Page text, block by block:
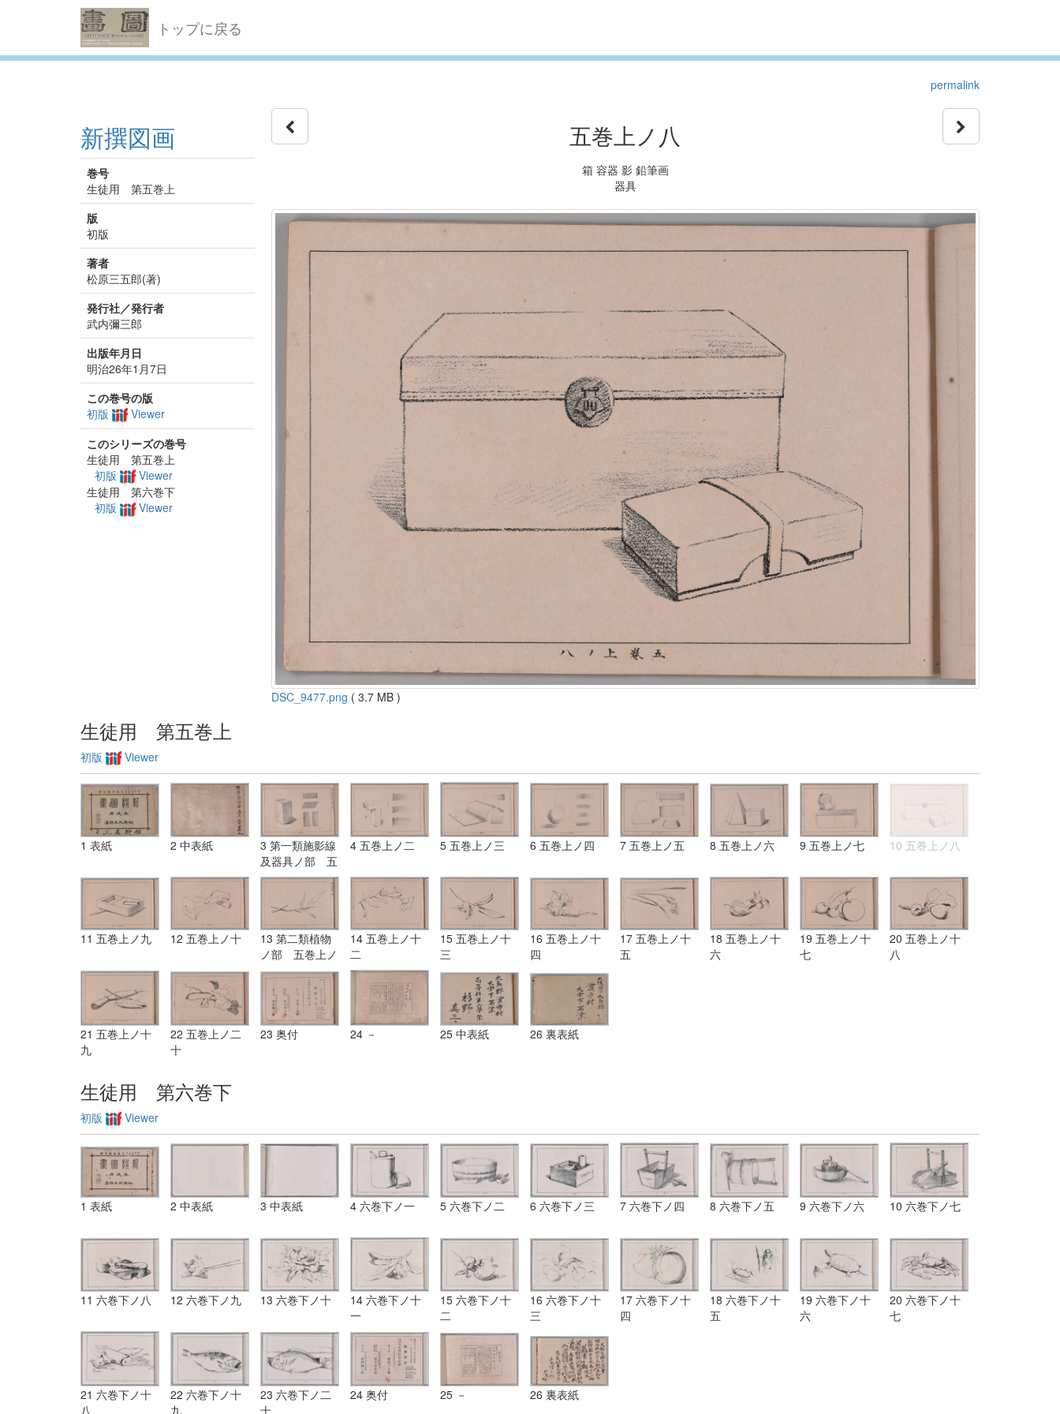
トップに戻る
permalink
新撰図画
巻号
生徒用 第五巻上
版
初版
著者
松原三五郎(著)
発行社／発行者
武内彌三郎
出版年月日
明治26年1月7日
この巻号の版
初版
Viewer
このシリーズの巻号
生徒用 第五巻上
初版
Viewer
生徒用 第六巻下
初版
Viewer
五巻上ノ八
箱 容器 影 鉛筆画
器具
DSC_9477.png ( 3.7 MB )
生徒用 第五巻上
初版 Viewer
1 表紙 2 中表紙
3 第一類施影線
及器具ノ部 五
巻上ノ一
4 五巻上ノ二 5 五巻上ノ三 6 五巻上ノ四 7 五巻上ノ五 8 五巻上ノ六 9 五巻上ノ七 10 五巻上ノ八
11 五巻上ノ九 12 五巻上ノ十
13 第二類植物
ノ部 五巻上ノ
十一
14 五巻上ノ十
二
15 五巻上ノ十
三
16 五巻上ノ十
四
17 五巻上ノ十
五
18 五巻上ノ十
六
19 五巻上ノ十
七
20 五巻上ノ十
八
21 五巻上ノ十
九
22 五巻上ノ二
十
23 奥付 24 － 25 中表紙 26 裏表紙
生徒用 第六巻下
初版 Viewer
1 表紙 2 中表紙 3 中表紙 4 六巻下ノ一 5 六巻下ノ二 6 六巻下ノ三 7 六巻下ノ四 8 六巻下ノ五 9 六巻下ノ六 10 六巻下ノ七
11 六巻下ノ八 12 六巻下ノ九 13 六巻下ノ十
14 六巻下ノ十
一
15 六巻下ノ十
二
16 六巻下ノ十
三
17 六巻下ノ十
四
18 六巻下ノ十
五
19 六巻下ノ十
六
20 六巻下ノ十
七
21 六巻下ノ十
八
22 六巻下ノ十
九
23 六巻下ノ二
十
24 奥付 25 － 26 裏表紙